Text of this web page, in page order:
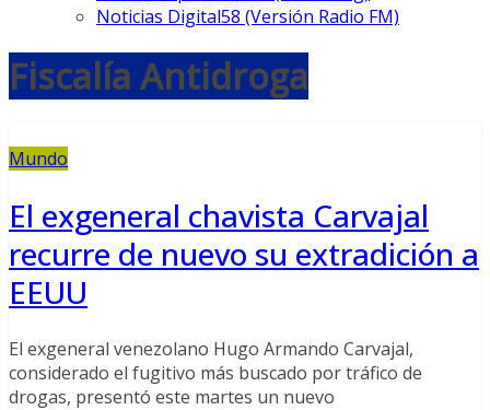
Noticias Digital58 (Versión Radio FM)
Fiscalía Antidroga
Mundo
El exgeneral chavista Carvajal
recurre de nuevo su extradición a
EEUU
El exgeneral venezolano Hugo Armando Carvajal,
considerado el fugitivo más buscado por tráfico de
drogas, presentó este martes un nuevo